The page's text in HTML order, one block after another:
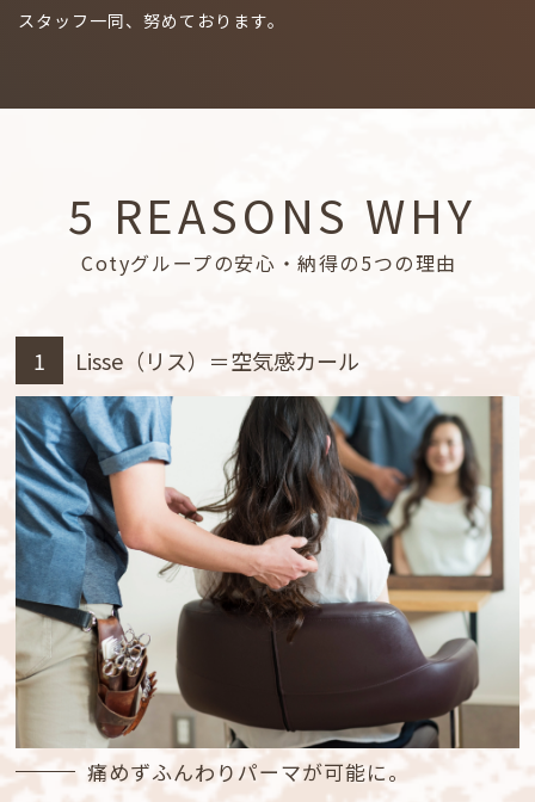
スタッフ一同、努めております。
5 REASONS WHY
Cotyグループの安心・納得の5つの理由
1 Lisse（リス）＝空気感カール
痛めずふんわりパーマが可能に。